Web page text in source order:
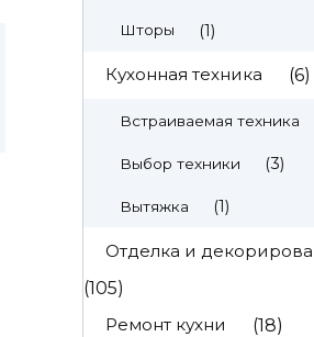
Шторы (1)
Кухонная техника (6)
Встраиваемая техника
Выбор техники (3)
Вытяжка (1)
Отделка и
(105)
Ремонт кухни
(18)